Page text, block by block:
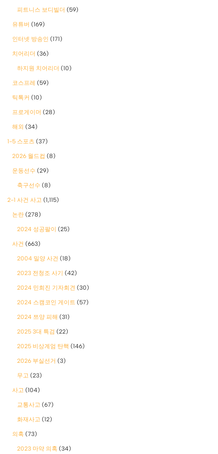
피트니스 보디빌더 (59)
유튜버 (169)
인터넷 방송인 (171)
치어리더 (36)
하지원 치어리더 (10)
코스프레 (59)
틱톡커 (10)
프로게이머 (28)
해외 (34)
1-5 스포츠 (37)
2026 월드컵 (8)
운동선수 (29)
축구선수 (8)
2-1 사건 사고 (1,115)
논란 (278)
2024 성공팔이 (25)
사건 (663)
2004 밀양 사건 (18)
2023 전청조 사기 (42)
2024 민희진 기자회견 (30)
2024 스캠코인 게이트 (57)
2024 쯔양 피해 (31)
2025 3대 특검 (22)
2025 비상계엄 탄핵 (146)
2026 부실선거 (3)
무고 (23)
사고 (104)
교통사고 (67)
화재사고 (12)
의혹 (73)
2023 마약 의혹 (34)